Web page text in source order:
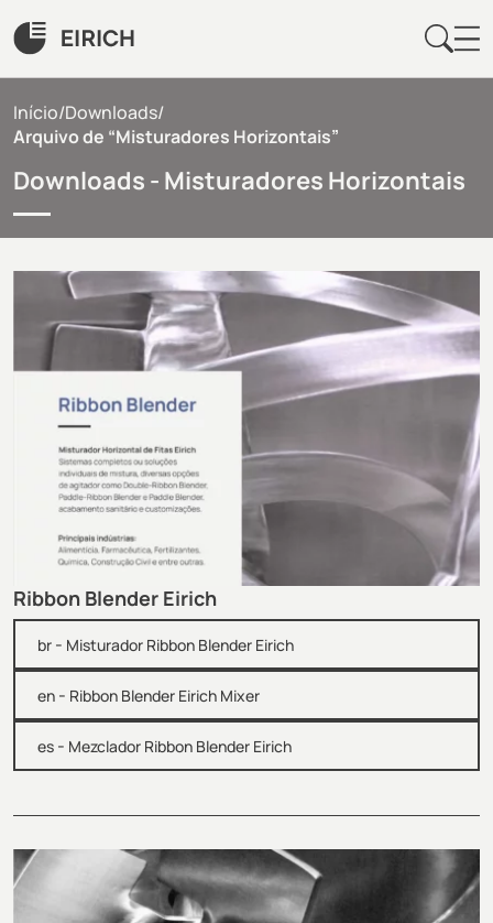
Início/Downloads/
Arquivo de “Misturadores Horizontais”
Downloads - Misturadores Horizontais
Ribbon Blender Eirich
br - Misturador Ribbon Blender Eirich
en - Ribbon Blender Eirich Mixer
es - Mezclador Ribbon Blender Eirich